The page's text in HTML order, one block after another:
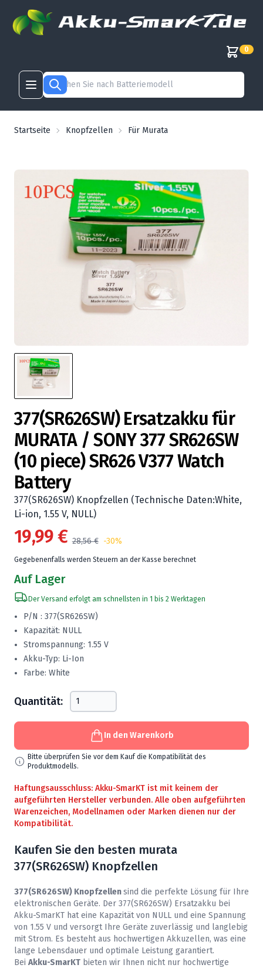
0
Startseite Knopfzellen Für Murata
377(SR626SW) Ersatzakku für
MURATA / SONY 377 SR626SW
(10 piece) SR626 V377 Watch
Battery
377(SR626SW) Knopfzellen (Technische Daten:White,
Li-ion, 1.55 V, NULL)
19,99 € 28,56 € -30%
Gegebenenfalls werden Steuern an der Kasse berechnet
Auf Lager
Der Versand erfolgt am schnellsten in 1 bis 2 Werktagen
P/N : 377(SR626SW)
Kapazität: NULL
Stromspannung: 1.55 V
Akku-Typ: Li-Ion
Farbe: White
Quantität:
In den Warenkorb
Bitte überprüfen Sie vor dem Kauf die Kompatibilität des
Produktmodells.
Haftungsausschluss: Akku-SmarKT ist mit keinem der
aufgeführten Hersteller verbunden. Alle oben aufgeführten
Warenzeichen, Modellnamen oder Marken dienen nur der
Kompatibilität.
Kaufen Sie den besten murata
377(SR626SW) Knopfzellen
377(SR626SW) Knopfzellensind die perfekte Lösung für Ihre
elektronischen Geräte. Der 377(SR626SW) Ersatzakku bei
Akku-SmarKT hat eine Kapazität von NULL und eine Spannung
von 1.55 V und versorgt Ihre Geräte zuverlässig und langlebig
mit Strom. Es besteht aus hochwertigen Akkuzellen, was eine
lange Lebensdauer und optimale Leistung garantiert.
Bei Akku-SmarKT bieten wir Ihnen nicht nur hochwertige